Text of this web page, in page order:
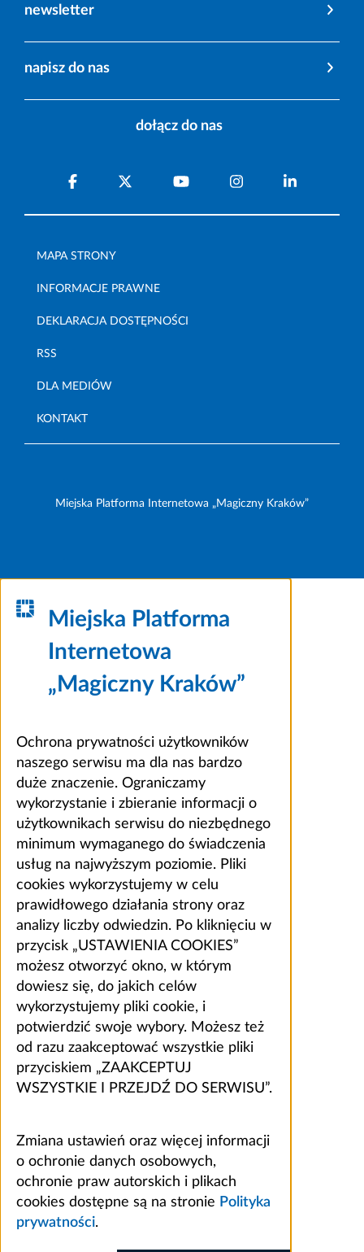
newsletter
napisz do nas
dołącz do nas
MAPA STRONY
INFORMACJE PRAWNE
DEKLARACJA DOSTĘPNOŚCI
RSS
DLA MEDIÓW
KONTAKT
Miejska Platforma Internetowa „Magiczny Kraków”
Miejska Platforma
Internetowa
„Magiczny Kraków”
Ochrona prywatności użytkowników
naszego serwisu ma dla nas bardzo
duże znaczenie. Ograniczamy
wykorzystanie i zbieranie informacji o
użytkownikach serwisu do niezbędnego
minimum wymaganego do świadczenia
usług na najwyższym poziomie. Pliki
cookies wykorzystujemy w celu
prawidłowego działania strony oraz
analizy liczby odwiedzin. Po kliknięciu w
przycisk „USTAWIENIA COOKIES”
możesz otworzyć okno, w którym
dowiesz się, do jakich celów
wykorzystujemy pliki cookie, i
potwierdzić swoje wybory. Możesz też
od razu zaakceptować wszystkie pliki
przyciskiem „ZAAKCEPTUJ
WSZYSTKIE I PRZEJDŹ DO SERWISU”.
Zmiana ustawień oraz więcej informacji
o ochronie danych osobowych,
ochronie praw autorskich i plikach
cookies dostępne są na stronie Polityka
prywatności.